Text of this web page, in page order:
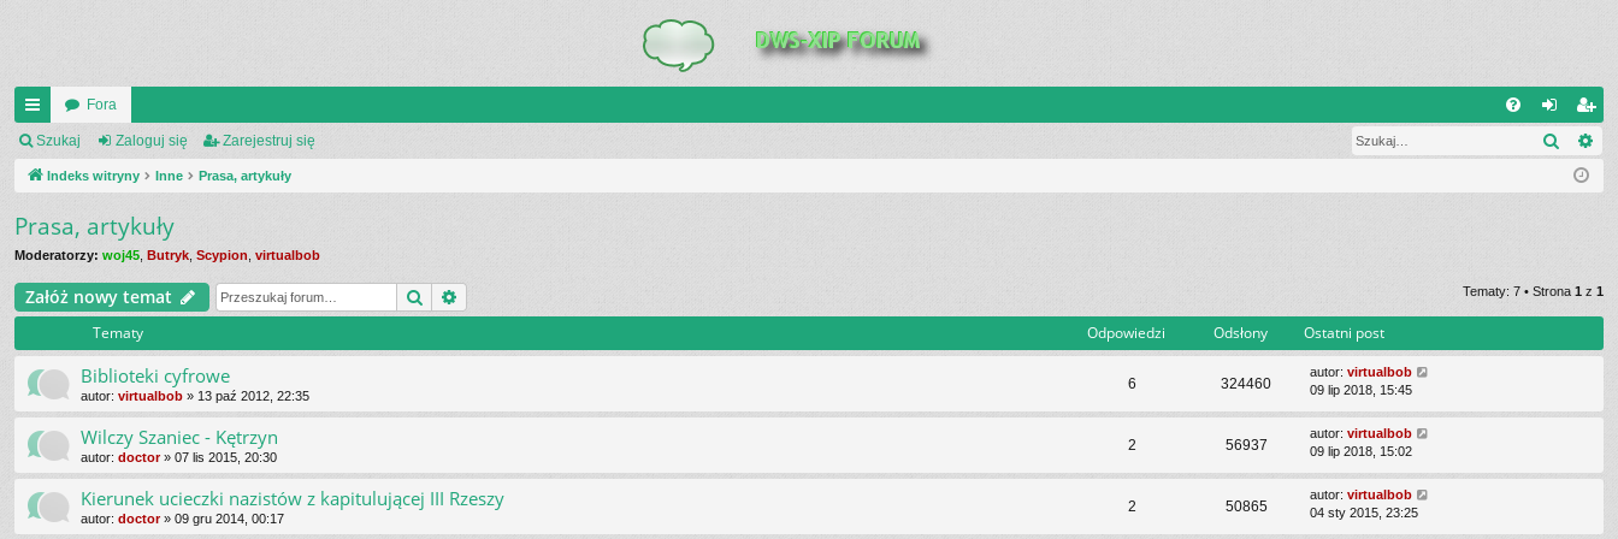
UI
C
_L
IN
K
S
Fora
al
ę
ar
ej
j
si
ę
Szukaj Zaloguj się Zarejestruj się Szukaj
Indeks witryny Inne Prasa, artykuły
Prasa, artykuły
Moderatorzy: woj45 Butryk Scypion virtualbob
Załóż nowy temat Szukaj Tematy: 7 • Strona 1 z 1
Tematy Odpowiedzi Odsłony Ostatni post
Biblioteki cyfrowe
autor: virtualbob » 13 paź 2012, 22:35
6 324460
autor: virtualbob
09 lip 2018, 15:45
Wilczy Szaniec - Kętrzyn
autor: doctor» 07 lis 2015, 20:30
2 56937
autor: virtualbob
09 lip 2018, 15:02
Kierunek ucieczki nazistów z kapitulującej III Rzeszy
autor: doctor» 09 gru 2014, 00:17
2 50865
autor: virtualbob
04 sty 2015, 23:25